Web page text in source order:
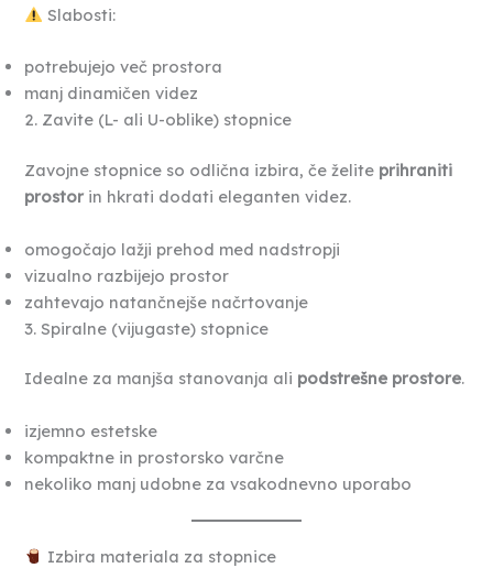
Slabosti:
potrebujejo več prostora
manj dinamičen videz
2. Zavite (L- ali U-oblike) stopnice
Zavojne stopnice so odlična izbira, če želite prihraniti
prostor in hkrati dodati eleganten videz.
omogočajo lažji prehod med nadstropji
vizualno razbijejo prostor
zahtevajo natančnejše načrtovanje
3. Spiralne (vijugaste) stopnice
Idealne za manjša stanovanja ali podstrešne prostore.
izjemno estetske
kompaktne in prostorsko varčne
nekoliko manj udobne za vsakodnevno uporabo
Izbira materiala za stopnice